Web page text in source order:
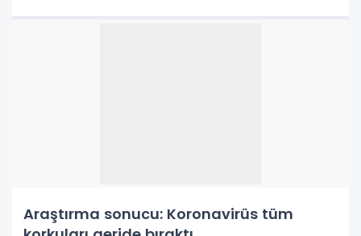
Araştırma sonucu: Koronavirüs tüm